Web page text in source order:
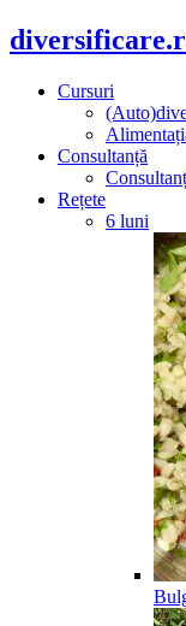
Cursuri
Consultanță
Rețete
6 luni